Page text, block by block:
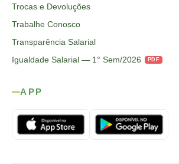
Trocas e Devoluções
Trabalhe Conosco
Transparência Salarial
Igualdade Salarial — 1° Sem/2026
PDF
APP